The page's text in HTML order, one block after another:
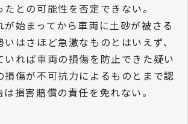
との可能性を否定できない。
が始まってから車両に土砂が被さる
はさほど急激なものとはいえず、
いれば車両の損傷を防止できた疑い
損傷が不可抗力によるものとまで認
損害賠償の責任を免れない。